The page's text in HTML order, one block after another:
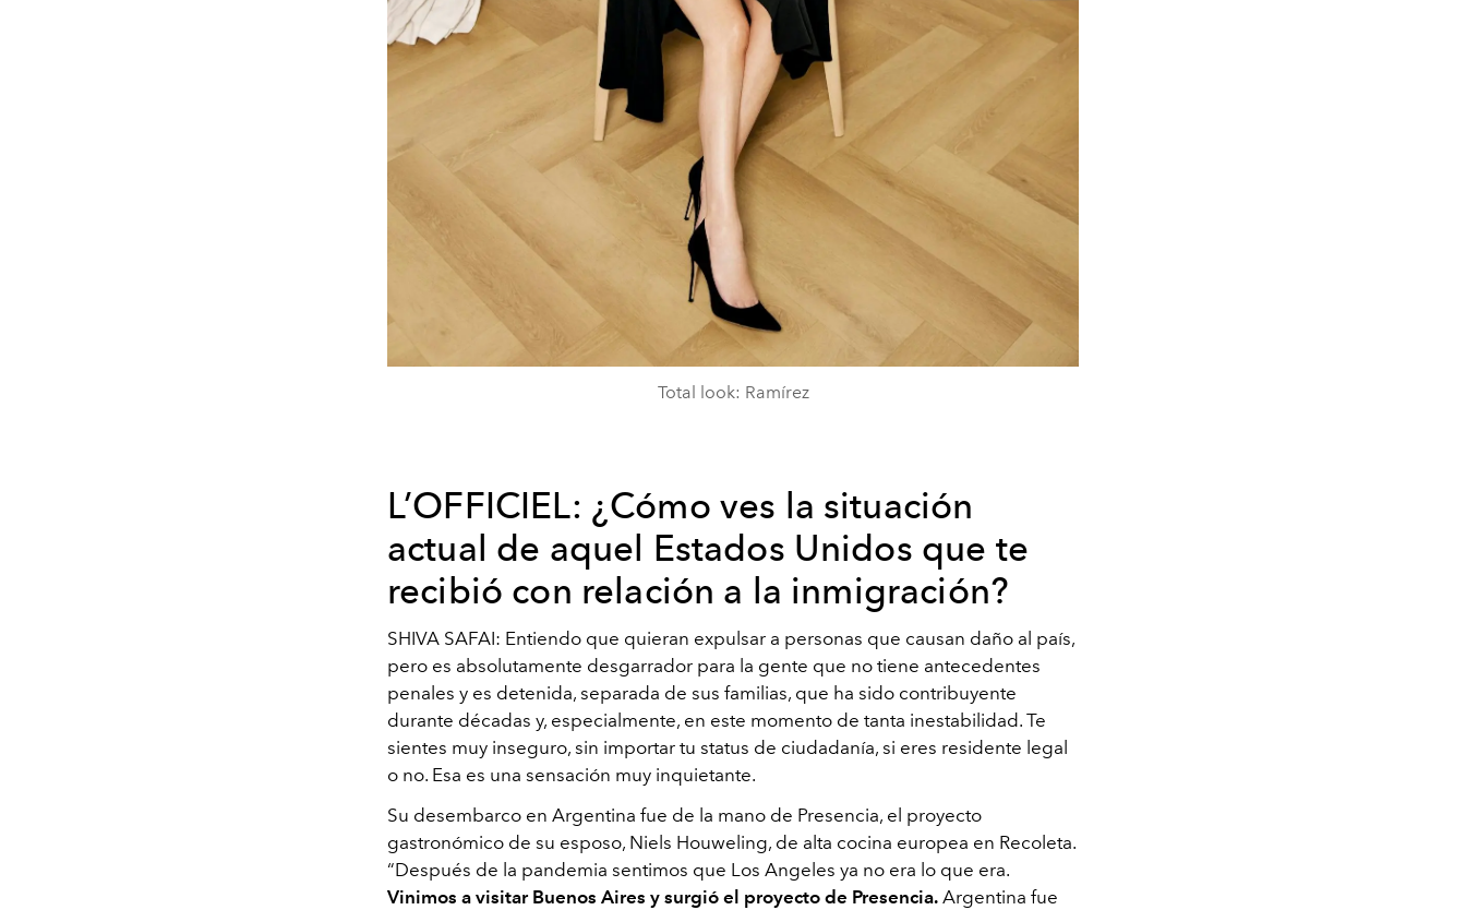
Total look: Ramírez
L’OFFICIEL: ¿Cómo ves la situación
actual de aquel Estados Unidos que te
recibió con relación a la inmigración?
SHIVA SAFAI: Entiendo que quieran expulsar a personas que causan daño al país,
pero es absolutamente desgarrador para la gente que no tiene antecedentes
penales y es detenida, separada de sus familias, que ha sido contribuyente
durante décadas y, especialmente, en este momento de tanta inestabilidad. Te
sientes muy inseguro, sin importar tu status de ciudadanía, si eres residente legal
o no. Esa es una sensación muy inquietante.
Su desembarco en Argentina fue de la mano de Presencia, el proyecto
gastronómico de su esposo, Niels Houweling, de alta cocina europea en Recoleta.
“Después de la pandemia sentimos que Los Angeles ya no era lo que era.
Vinimos a visitar Buenos Aires y surgió el proyecto de Presencia. Argentina fue